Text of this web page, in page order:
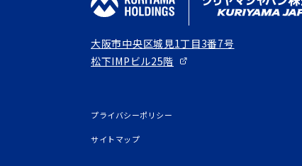
大阪市中央区城見1丁目3番7号
松下IMPビル25階
プライバシーポリシー
サイトマップ